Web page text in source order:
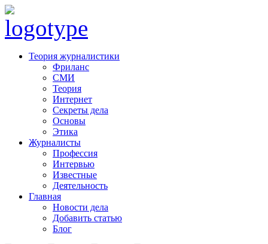
Теория журналистики
Фриланс
СМИ
Теория
Интернет
Секреты дела
Основы
Этика
Журналисты
Профессия
Интервью
Известные
Деятельность
Главная
Новости дела
Добавить статью
Блог